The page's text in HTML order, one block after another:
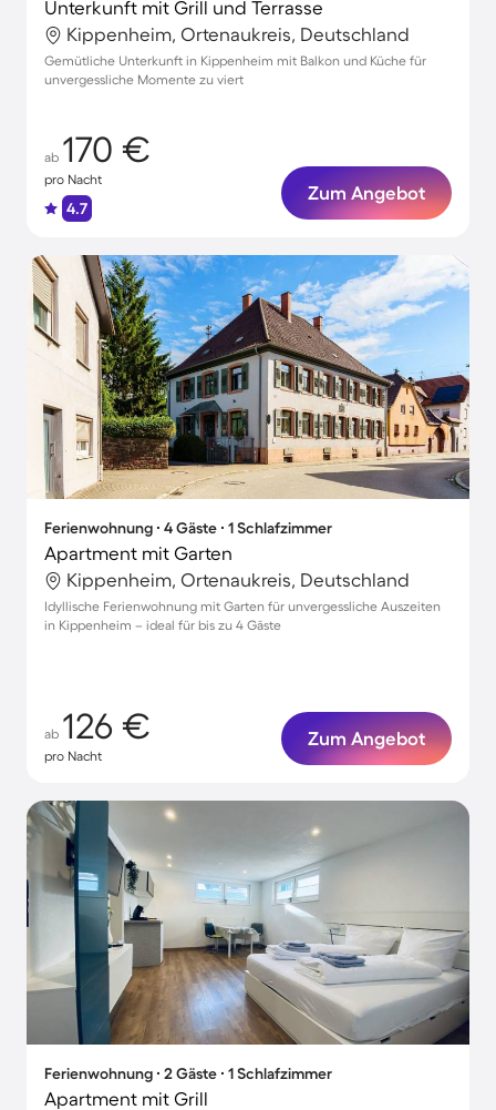
Unterkunft mit Grill und Terrasse
Kippenheim, Ortenaukreis, Deutschland
Gemütliche Unterkunft in Kippenheim mit Balkon und Küche für
unvergessliche Momente zu viert
ab 170 €
pro Nacht
4.7
Zum Angebot
Ferienwohnung ∙ 4 Gäste ∙ 1 Schlafzimmer
Apartment mit Garten
Kippenheim, Ortenaukreis, Deutschland
Idyllische Ferienwohnung mit Garten für unvergessliche Auszeiten
in Kippenheim – ideal für bis zu 4 Gäste
ab 126 €
pro Nacht
Zum Angebot
Ferienwohnung ∙ 2 Gäste ∙ 1 Schlafzimmer
Apartment mit Grill